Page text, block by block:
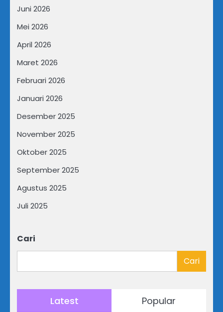
Juni 2026
Mei 2026
April 2026
Maret 2026
Februari 2026
Januari 2026
Desember 2025
November 2025
Oktober 2025
September 2025
Agustus 2025
Juli 2025
Cari
Cari
Latest Popular